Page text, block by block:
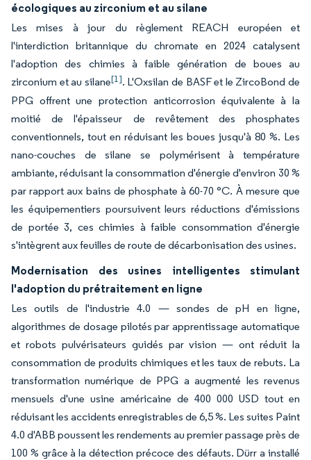
écologiques au zirconium et au silane
Les mises à jour du règlement REACH européen et
l'interdiction britannique du chromate en 2024 catalysent
l'adoption des chimies à faible génération de boues au
zirconium et au silane[1]. L'Oxsilan de BASF et le ZircoBond de
PPG offrent une protection anticorrosion équivalente à la
moitié de l'épaisseur de revêtement des phosphates
conventionnels, tout en réduisant les boues jusqu'à 80 %. Les
nano-couches de silane se polymérisent à température
ambiante, réduisant la consommation d'énergie d'environ 30 %
par rapport aux bains de phosphate à 60-70 °C. À mesure que
les équipementiers poursuivent leurs réductions d'émissions
de portée 3, ces chimies à faible consommation d'énergie
s'intègrent aux feuilles de route de décarbonisation des usines.
Modernisation des usines intelligentes stimulant
l'adoption du prétraitement en ligne
Les outils de l'industrie 4.0 — sondes de pH en ligne,
algorithmes de dosage pilotés par apprentissage automatique
et robots pulvérisateurs guidés par vision — ont réduit la
consommation de produits chimiques et les taux de rebuts. La
transformation numérique de PPG a augmenté les revenus
mensuels d'une usine américaine de 400 000 USD tout en
réduisant les accidents enregistrables de 6,5 %. Les suites Paint
4.0 d'ABB poussent les rendements au premier passage près de
100 % grâce à la détection précoce des défauts. Dürr a installé